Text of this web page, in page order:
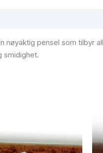
nøyaktig pensel som tilbyr
smidighet.